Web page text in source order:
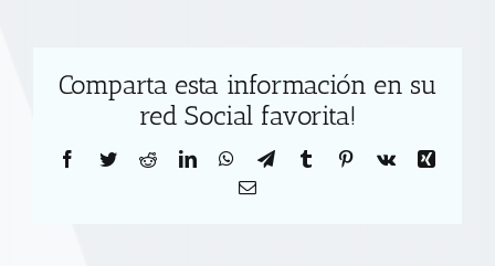
Comparta esta información en su
red Social favorita!
Facebook
TwitterRedditLinkedInWhatsApp
TelegramTumblr Pinterest
Vk
Xing
Correo